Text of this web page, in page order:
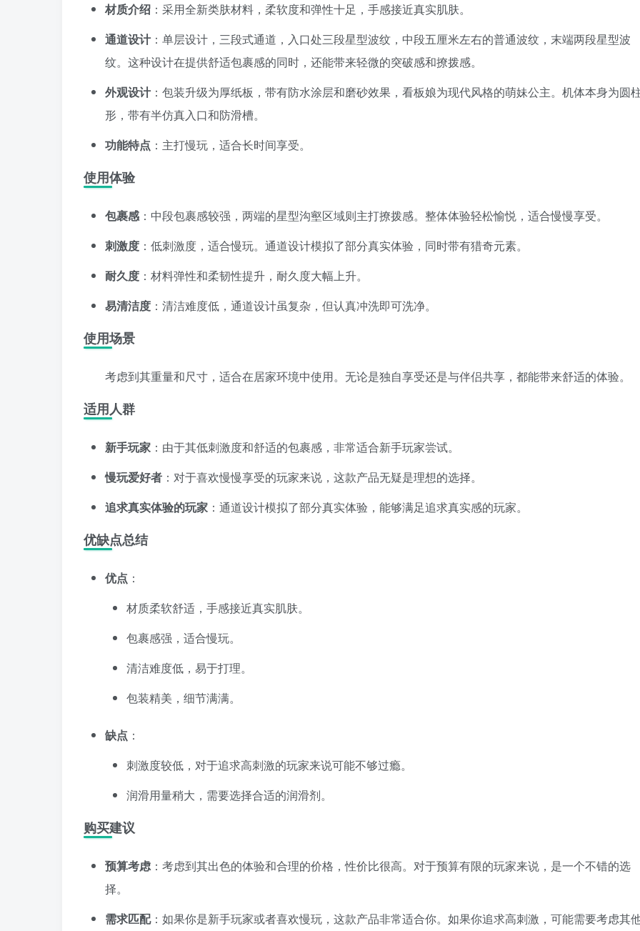
材质介绍 ：采用全新类肤材料，柔软度和弹性十足，手感接近真实肌肤。
通道设计：单层设计，三段式通道，入口处三段星型波纹，中段五厘米左右的普通波纹，末端两段星型波
纹。这种设计在提供舒适包裹感的同时，还能带来轻微的突破感和撩拨感。
外观设计：包装升级为厚纸板，带有防水涂层和磨砂效果，看板娘为现代风格的萌妹公主。机体本身为圆
形，带有半仿真入口和防滑槽。
功能特点 ：主打慢玩，适合长时间享受。
使用体验
包裹感 ：中段包裹感较强，两端的星型沟壑区域则主打撩拨感。整体体验轻松愉悦，适合慢慢享受。
刺激度 ：低刺激度，适合慢玩。通道设计模拟了部分真实体验，同时带有猎奇元素。
耐久度 ：材料弹性和柔韧性提升，耐久度大幅上升。
易清洁度 ：清洁难度低，通道设计虽复杂，但认真冲洗即可洗净。
使用场景
考虑到其重量和尺寸，适合在居家环境中使用。无论是独自享受还是与伴侣共享，都能带来舒适的体验。
适用人群
新手玩家 ：由于其低刺激度和舒适的包裹感，非常适合新手玩家尝试。
慢玩爱好者 ：对于喜欢慢慢享受的玩家来说，这款产品无疑是理想的选择。
追求真实体验的玩家 ：通道设计模拟了部分真实体验，能够满足追求真实感的玩家。
优缺点总结
优点 ：
材质柔软舒适，手感接近真实肌肤。
包裹感强，适合慢玩。
清洁难度低，易于打理。
包装精美，细节满满。
缺点 ：
刺激度较低，对于追求高刺激的玩家来说可能不够过瘾。
润滑用量稍大，需要选择合适的润滑剂。
购买建议
预算考虑：考虑到其出色的体验和合理的价格，性价比很高。对于预算有限的玩家来说，是一个不错的选
择。
需求匹配：如果你是新手玩家或者喜欢慢玩，这款产品非常适合你。如果你追求高刺激，可能需要考虑其